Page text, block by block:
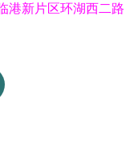
港新片区环湖西二路